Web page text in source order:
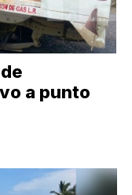
a punto